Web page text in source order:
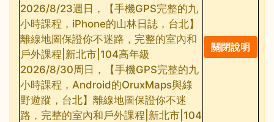
2026/8/23週日，【手機GPS完整的九
小時課程，iPhone的山林日誌，台北】
離線地圖保證你不迷路，完整的室內和
戶外課程|新北市|104高年級
2026/8/30周日，【手機GPS完整的九
小時課程，Android的OruxMaps與綠
野遊蹤，台北】離線地圖保證你不迷
路，完整的室內和戶外課程|新北市|104